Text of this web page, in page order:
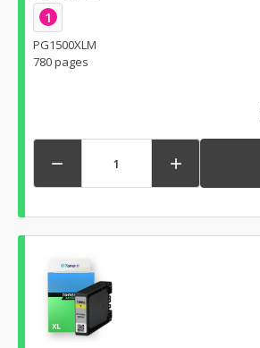
1
PG1500XLM
780 pages
 